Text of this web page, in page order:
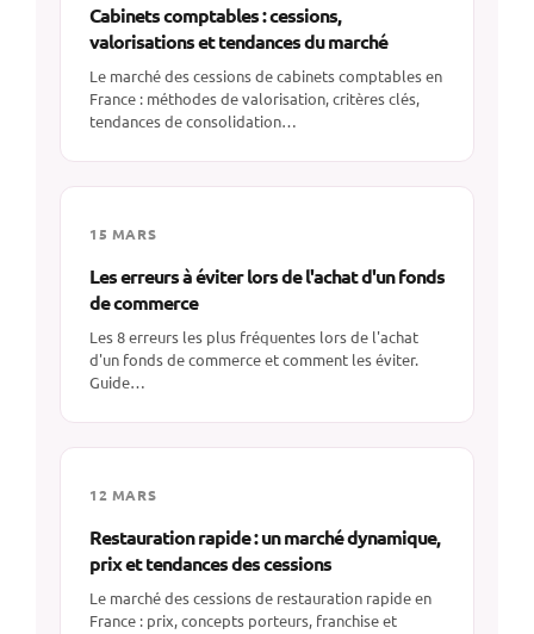
Cabinets comptables : cessions,
valorisations et tendances du marché
Le marché des cessions de cabinets comptables en
France : méthodes de valorisation, critères clés,
tendances de consolidation…
15 MARS
Les erreurs à éviter lors de l'achat d'un fonds
de commerce
Les 8 erreurs les plus fréquentes lors de l'achat
d'un fonds de commerce et comment les éviter.
Guide…
12 MARS
Restauration rapide : un marché dynamique,
prix et tendances des cessions
Le marché des cessions de restauration rapide en
France : prix, concepts porteurs, franchise et